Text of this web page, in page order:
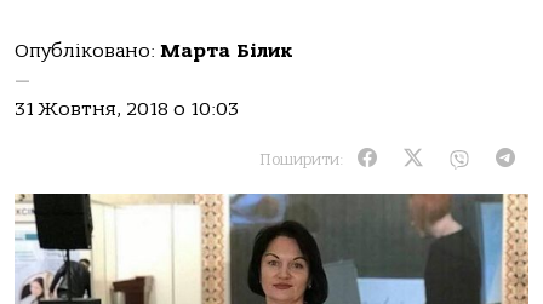
Опубліковано: Марта Білик
—
31 Жовтня, 2018 о 10:03
Поширити: